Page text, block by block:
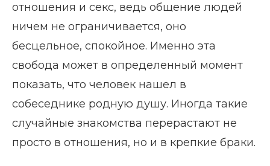
отношения и секс, ведь общение людей
ничем не ограничивается, оно
бесцельное, спокойное. Именно эта
свобода может в определенный момент
показать, что человек нашел в
собеседнике родную душу. Иногда такие
случайные знакомства перерастают не
просто в отношения, но и в крепкие браки.